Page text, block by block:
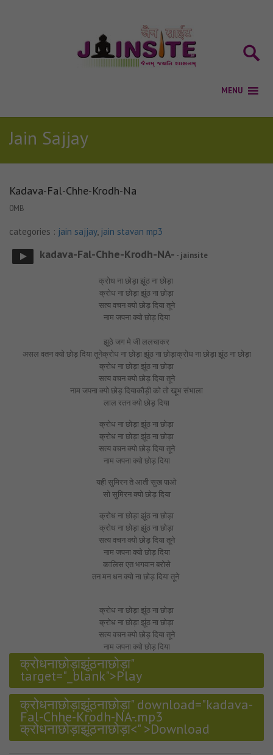
Jain Sajjay
Kadava-Fal-Chhe-Krodh-Na
0MB
categories : jain sajjay, jain stavan mp3
kadava-Fal-Chhe-Krodh-NA- - jainsite
क्रोध ना छोड़ा झूंठ ना छोड़ा
क्रोध ना छोड़ा झूंठ ना छोड़ा
सत्य वचन क्यो छोड़ दिया तूने
नाम जपना क्यो छोड़ दिया
झूठे जग मे जी ललचाकर
असल वतन क्यो छोड़ दिया तूनेक्रोध ना छोड़ा झूंठ ना छोड़ाक्रोध ना छोड़ा झूंठ ना छोड़ा
क्रोध ना छोड़ा झूंठ ना छोड़ा
सत्य वचन क्यो छोड़ दिया तूने
नाम जपना क्यो छोड़ दियाकौड़ी को तो खूभ संभाला
लाल रतन क्यो छोड़ दिया
क्रोध ना छोड़ा झूंठ ना छोड़ा
क्रोध ना छोड़ा झूंठ ना छोड़ा
सत्य वचन क्यो छोड़ दिया तूने
नाम जपना क्यो छोड़ दिया
यही सुमिरन ते आती सुख पाओ
सो सुमिरन क्यो छोड़ दिया
क्रोध ना छोड़ा झूंठ ना छोड़ा
क्रोध ना छोड़ा झूंठ ना छोड़ा
सत्य वचन क्यो छोड़ दिया तूने
नाम जपना क्यो छोड़ दिया
कालिस एत भगवान बरोसे
तन मन धन क्यो ना छोड़ दिया तूने
क्रोध ना छोड़ा झूंठ ना छोड़ा
क्रोध ना छोड़ा झूंठ ना छोड़ा
सत्य वचन क्यो छोड़ दिया तूने
नाम जपना क्यो छोड़ दिया
क्रोधनाछोड़ाझूंठनाछोड़ा"
target="_blank">Play
क्रोधनाछोड़ाझूंठनाछोड़ा" download="kadava-
Fal-Chhe-Krodh-NA-.mp3
क्रोधनाछोड़ाझूंठनाछोड़ा<" >Download